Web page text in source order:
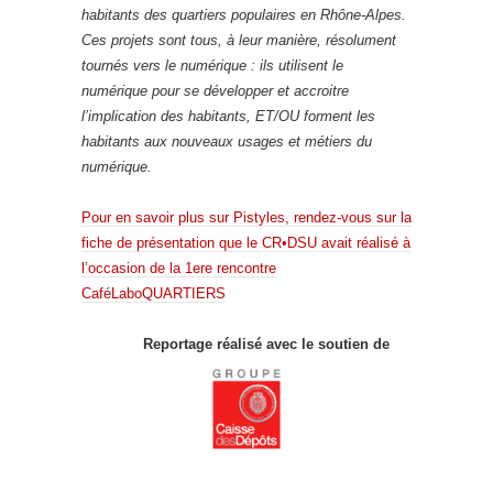
habitants des quartiers populaires en Rhône-Alpes.
Ces projets sont tous, à leur manière, résolument
tournés vers le numérique : ils utilisent le
numérique pour se développer et accroitre
l’implication des habitants, ET/OU forment les
habitants aux nouveaux usages et métiers du
numérique.
Pour en savoir plus sur Pistyles, rendez-vous sur la
fiche de présentation que le CR•DSU avait réalisé à
l’occasion de la 1ere rencontre
CaféLaboQUARTIERS
Reportage réalisé avec le soutien de